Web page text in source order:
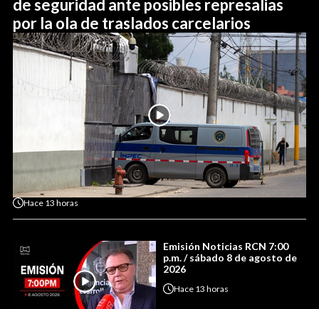
de seguridad ante posibles represalias
por la ola de traslados carcelarios
Hace 13 horas
Emisión Noticias RCN 7:00
p.m. / sábado 8 de agosto de
2026
Hace 13 horas